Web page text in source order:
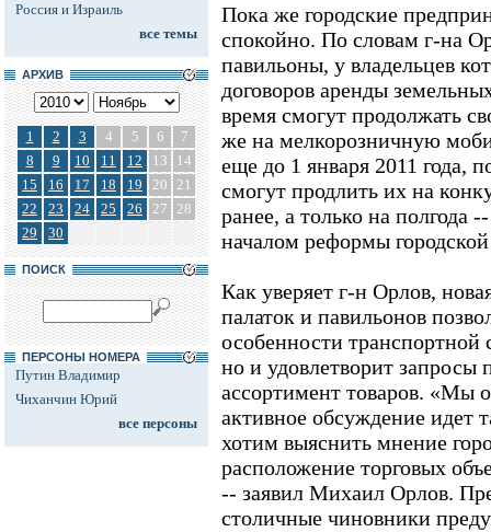
Россия и Израиль
все темы
АРХИВ
1 2 3 4 5 6
7
8
9 10 11 12 13
14
15
16 17 18 19 20 21
22
23 24 25 26 27 28
29
30
ПОИСК
ПЕРСОНЫ НОМЕРА
Путин Владимир
Чиханчин Юрий
все персоны
Пока же городские
спокойно. По словам г-на
павильоны, у владельцев
договоров аренды
время смогут продолжать
же на мелкорозничную
еще до 1 января 2011 года,
смогут продлить их на
ранее, а только на полгода
началом реформы
Как уверяет г-н Орлов,
палаток и павильонов
особенности
но и удовлетворит запросы
ассортимент товаров. «Мы
активное обсуждение
хотим выяснить мнение
расположение торговых
-- заявил Михаил Орлов.
столичные чиновники